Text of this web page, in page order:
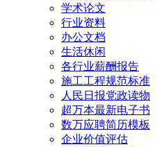
学术论文
行业资料
办公文档
生活休闲
各行业薪酬报告
施工工程规范标准
人民日报党政读物
超万本最新电子书
数万应聘简历模板
企业价值评估